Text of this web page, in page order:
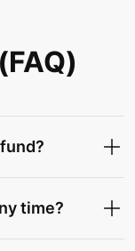
time?